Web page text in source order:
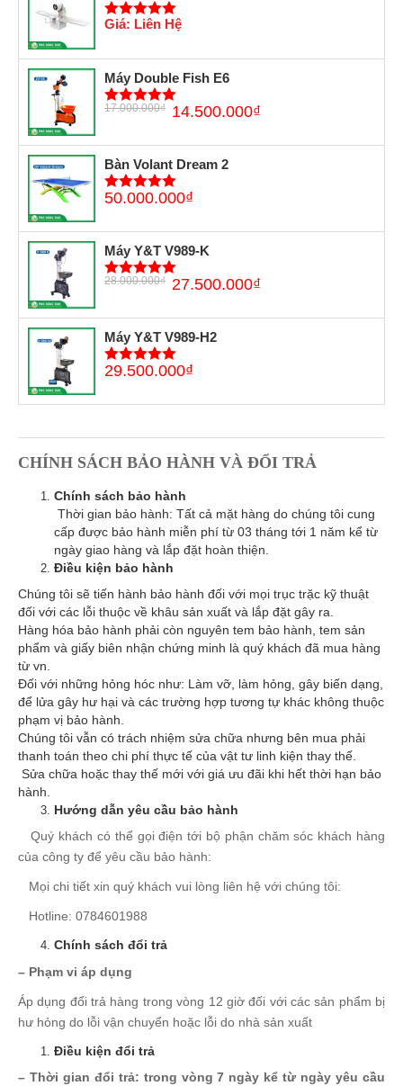
5trên 5
Giá: Liên Hệ
Máy Double Fish E6
5 trên 5
17.000.000₫ 14.500.000₫
Bàn Volant Dream 2
5trên 5
50.000.000₫
Máy Y&T V989-K
5trên 5
28.000.000₫ 27.500.000₫
Máy Y&T V989-H2
5trên 5
29.500.000₫
CHÍNH SÁCH BẢO HÀNH VÀ ĐỔI TRẢ
Chính sách bảo hành
Thời gian bảo hành: Tất cả mặt hàng do chúng tôi cung
cấp được bảo hành miễn phí từ 03 tháng tới 1 năm kể từ
ngày giao hàng và lắp đặt hoàn thiện.
Điều kiện bảo hành
Chúng tôi sẽ tiến hành bảo hành đối với mọi trục trặc kỹ thuật
đối với các lỗi thuộc về khâu sản xuất và lắp đặt gây ra.
Hàng hóa bảo hành phải còn nguyên tem bảo hành, tem sản
phẩm và giấy biên nhận chứng minh là quý khách đã mua hàng
từ vn.
Đối với những hỏng hóc như: Làm vỡ, làm hỏng, gây biến dạng,
để lửa gây hư hại và các trường hợp tương tự khác không thuộc
phạm vị bảo hành.
Chúng tôi vẫn có trách nhiệm sửa chữa nhưng bên mua phải
thanh toán theo chi phí thực tế của vật tư linh kiện thay thế.
Sửa chữa hoặc thay thế mới với giá ưu đãi khi hết thời hạn bảo
hành.
Hướng dẫn yêu cầu bảo hành
Quý khách có thể gọi điện tới bộ phận chăm sóc khách hàng
của công ty để yêu cầu bảo hành:
Mọi chi tiết xin quý khách vui lòng liên hệ với chúng tôi:
Hotline: 0784601988
Chính sách đổi trả
– Phạm vi áp dụng
Áp dụng đổi trả hàng trong vòng 12 giờ đối với các sản phẩm bị
hư hỏng do lỗi vận chuyển hoặc lỗi do nhà sản xuất
Điều kiện đổi trả
– Thời gian đổi trả: trong vòng 7 ngày kể từ ngày yêu cầu